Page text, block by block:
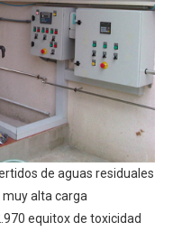
de aguas residuales
alta carga
equitox de toxicidad